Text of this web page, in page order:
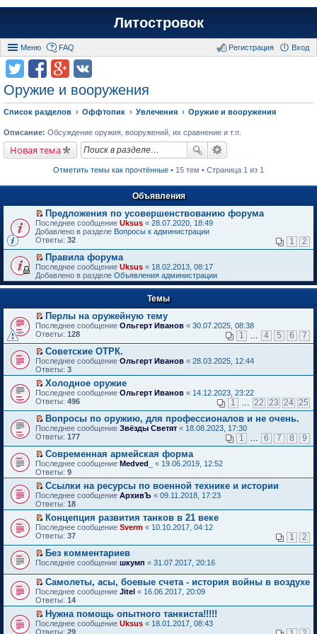
Литостровок
Меню FAQ Вход
Регистрация
Оружие и вооружения
Список разделов Оффтопик Увлечения Оружие и вооружения
Описание: Обсуждение оружия, вооружений, их сравнение и т.п.
Новая тема
Отметить темы как прочтённые • 15 тем • Страница 1 из 1
Объявления
П
е
р
й
т
и
к
п
в
о
м
у
н
е
п
р
о
ч
и
а
н
н
о
м
у
с
о
о
б
щ
е
н
и
ю
Предложения по усовершенствованию форума
Последнее сообщение Uksus « 28.07.2020, 18:49
Добавлено в разделе Вопросы к администрации
Ответы: 32 1 2
П
е
р
е
т
и
к
п
р
в
о
м
у
н
е
п
р
о
ч
т
а
н
н
о
м
у
с
о
о
б
щ
е
н
ю
Правила форума
Последнее сообщение Uksus « 18.02.2013, 08:17
Добавлено в разделе Объявления администрации
Темы
П
е
е
й
т
и
к
п
е
в
о
м
у
н
е
п
р
о
ч
и
т
а
н
н
о
м
у
о
о
б
щ
е
н
и
Перлы на оружейную тему
Последнее сообщение Ольгерт Иванов « 30.07.2025, 08:38
Ответы: 128 1 4 5 6 7
П
е
р
е
й
т
и
п
е
в
о
м
у
н
е
п
р
о
ч
и
т
а
н
о
м
у
с
о
о
б
Советские ОТРК.
Последнее сообщение Ольгерт Иванов « 28.03.2025, 12:44
Ответы: 3
П
е
е
й
т
и
к
п
е
р
в
о
м
у
н
е
п
р
о
ч
т
а
н
н
о
м
у
Холодное оружие
Последнее сообщение Ольгерт Иванов « 14.12.2023, 23:22
Ответы: 496 1 22 23 24 25
П
е
е
й
т
и
к
п
е
р
в
о
м
у
н
е
р
о
ч
и
т
а
н
Вопросы по оружию, для профессионалов и не очень.
Последнее сообщение Звёзды Светят « 18.08.2023, 17:30
Ответы: 177 1 6 7 8 9
П
е
р
е
й
т
и
к
п
е
р
в
о
у
н
е
п
р
о
ч
Современная армейская форма
Последнее сообщение Medved_ « 19.06.2019, 12:52
Ответы: 9
П
е
р
е
й
т
и
п
р
в
о
м
у
н
е
Ссылки на ресурсы по военной технике и истории
Последнее сообщение АрхивЪ « 09.11.2018, 17:23
Ответы: 18
П
е
е
й
т
и
к
п
е
р
в
о
Концепция развития танков в 21 веке
Последнее сообщение Sverm « 10.10.2017, 04:12
Ответы: 37 1 2
П
р
е
й
т
и
к
п
Без комментариев
Последнее сообщение шкумп « 31.07.2017, 20:16
П
е
р
е
й
т
Самолеты, асы, боевые счета - история войны в воздухе
Последнее сообщение Jitel « 16.06.2017, 20:09
Ответы: 14
П
е
Нужна помощь опытного танкиста!!!!!
Последнее сообщение Uksus « 18.01.2017, 08:43
Ответы: 29